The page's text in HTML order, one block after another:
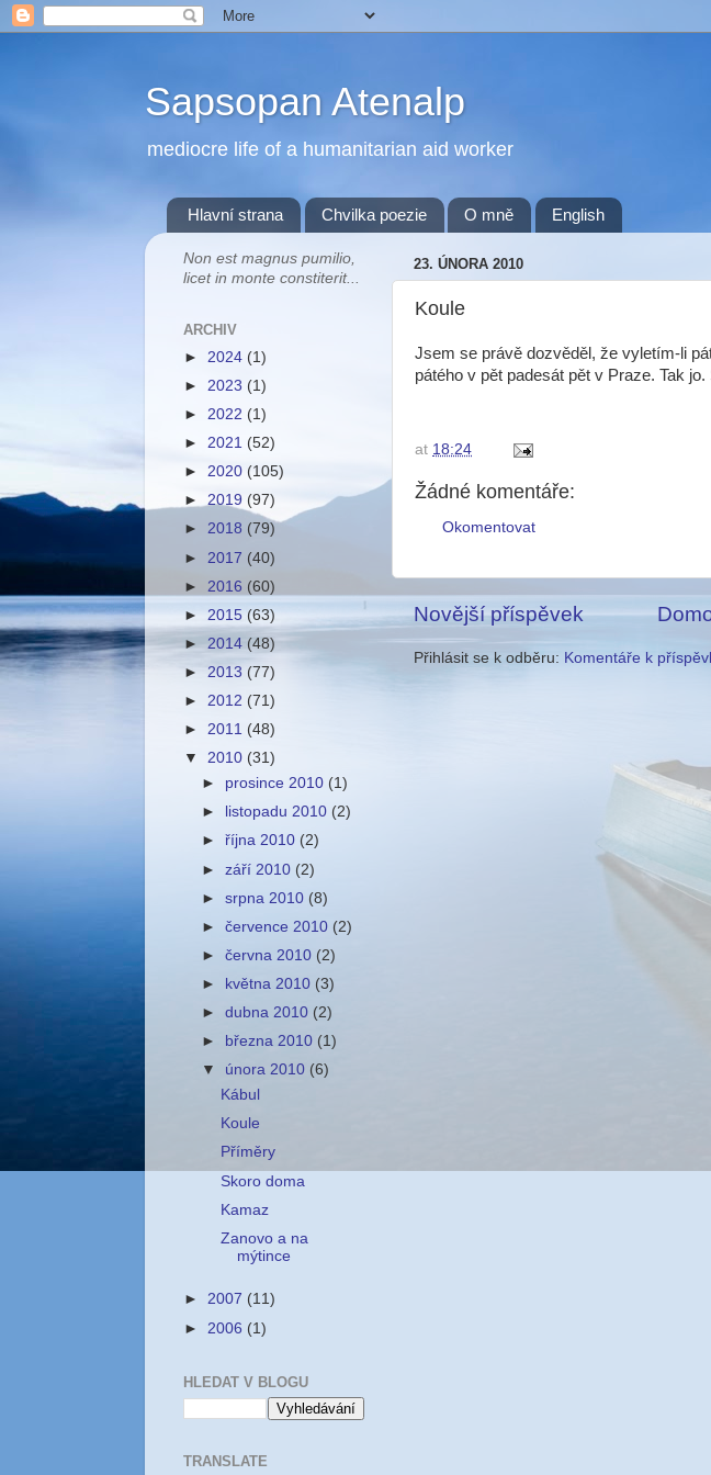
Sapsopan Atenalp
mediocre life of a humanitarian aid worker
Hlavní strana Chvilka poezie O mně English
23. ÚNORA 2010
Koule
Jsem se právě dozvěděl, že vyletím-li
pátého v pět padesát pět v Praze. Tak
at 18:24
Žádné komentáře:
Okomentovat
Novější příspěvek
Přihlásit se k odběru: Komentáře k
Non est magnus pumilio,
licet in monte constiterit...
ARCHIV
► 2024 (1)
► 2023 (1)
► 2022 (1)
► 2021 (52)
► 2020 (105)
► 2019 (97)
► 2018 (79)
► 2017 (40)
► 2016 (60)
► 2015 (63)
► 2014 (48)
► 2013 (77)
► 2012 (71)
► 2011 (48)
▼ 2010 (31)
► prosince 2010 (1)
►
listopadu 2010 (2)
►října 2010 (2)
►září 2010 (2)
►srpna 2010 (8)
►července 2010 (2)
►června 2010 (2)
►
května 2010 (3)
►dubna 2010 (2)
►
března 2010 (1)
▼ února 2010 (6)
Kábul
Koule
Příměry
Skoro doma
Kamaz
Zanovo a na
mýtince
► 2007 (11)
► 2006 (1)
HLEDAT V BLOGU
TRANSLATE